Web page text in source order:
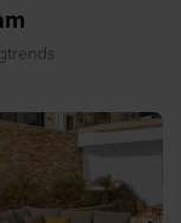
yndlingssted denne
8 0